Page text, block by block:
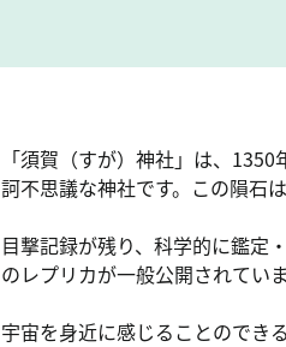
「須賀（すが）神社」は、
訶不思議な神社です。この隕石
目撃記録が残り、科学的に鑑定
のレプリカが一般公開されてい
宇宙を身近に感じることのでき